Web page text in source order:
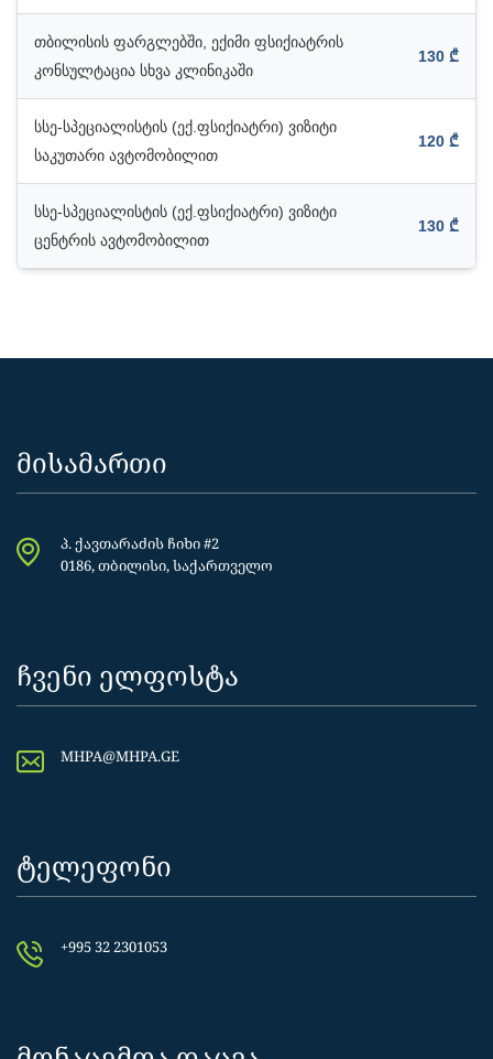
თბილისის ფარგლებში, ექიმი ფსიქიატრის
კონსულტაცია სხვა კლინიკაში
130 ₾
სსე-სპეციალისტის (ექ.ფსიქიატრი) ვიზიტი
საკუთარი ავტომობილით
120 ₾
სსე-სპეციალისტის (ექ.ფსიქიატრი) ვიზიტი
ცენტრის ავტომობილით
130 ₾
მისამართი
პ. ქავთარაძის ჩიხი #2
0186, თბილისი, საქართველო
ჩვენი ელფოსტა
MHPA@MHPA.GE
ტელეფონი
+995 32 2301053